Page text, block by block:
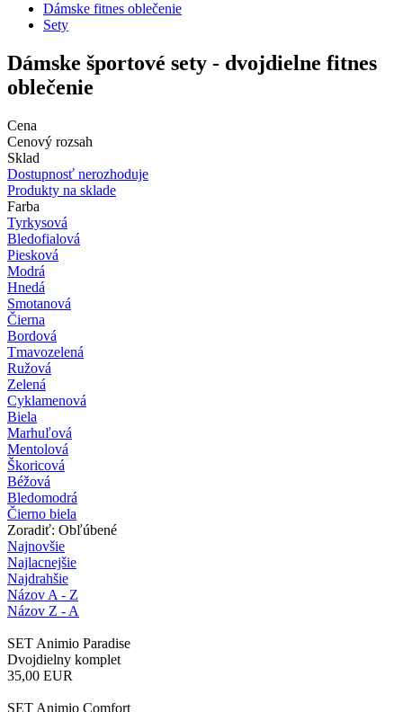
Dámske fitnes oblečenie
Sety
Dámske športové sety - dvojdielne fitnes
oblečenie
Cena
Cenový rozsah
Sklad
Dostupnosť nerozhoduje
Produkty na sklade
Farba
Tyrkysová
Bledofialová
Piesková
Modrá
Hnedá
Smotanová
Čierna
Bordová
Tmavozelená
Ružová
Zelená
Cyklamenová
Biela
Marhuľová
Mentolová
Škoricová
Béžová
Bledomodrá
Čierno biela
Zoradiť: Obľúbené
Najnovšie
Najlacnejšie
Najdrahšie
Názov A - Z
Názov Z - A
SET Animio Paradise
Dvojdielny komplet
35,00 EUR
SET Animio Comfort